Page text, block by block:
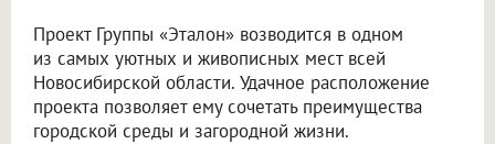
Проект Группы «Эталон» возводится в одном
из самых уютных и живописных мест всей
Новосибирской области. Удачное расположение
проекта позволяет ему сочетать преимущества
городской среды и загородной жизни.